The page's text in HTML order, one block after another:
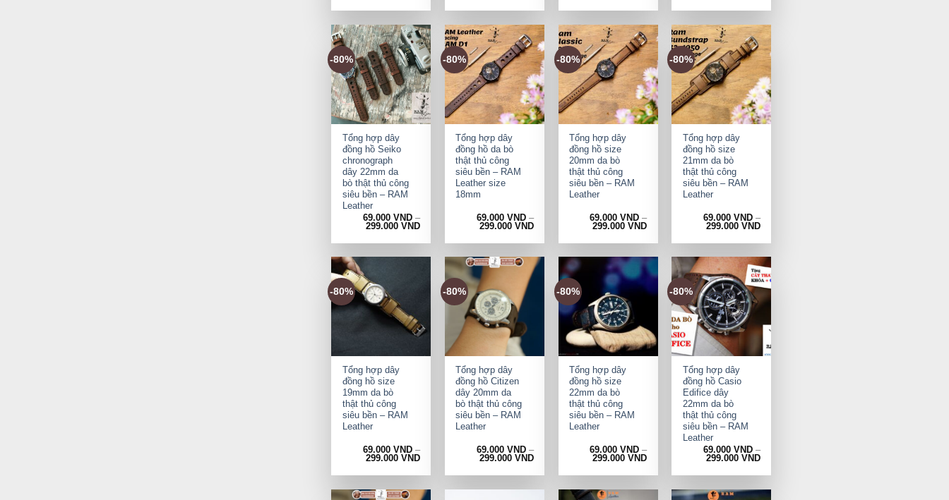
-80%
+
Tổng hợp dây
đồng hồ Seiko
chronograph
dây 22mm da
bò thật thủ công
siêu bền – RAM
Leather
69.000 VND–
299.000 VND
-80%
+
Tổng hợp dây
đồng hồ da bò
thật thủ công
siêu bền – RAM
Leather size
18mm
69.000 VND–
299.000 VND
-80%
+
Tổng hợp dây
đồng hồ size
20mm da bò
thật thủ công
siêu bền – RAM
Leather
69.000VND –
299.000VND
-80%
+
Tổng hợp dây
đồng hồ size
21mm da bò
thật thủ công
siêu bền – RAM
Leather
69.000 VND–
299.000 VND
-80%
Tổng hợp dây
đồng hồ size
19mm da bò
thật thủ công
siêu bền – RAM
Leather
69.000 VND–
299.000 VND
-80%
Tổng hợp dây
đồng hồ Citizen
dây 20mm da
bò thật thủ công
siêu bền – RAM
Leather
69.000 VND–
299.000 VND
-80%
+
Tổng hợp dây
đồng hồ size
22mm da bò
thật thủ công
siêu bền – RAM
Leather
69.000VND –
299.000VND
-80%
+
Tổng hợp dây
đồng hồ Casio
Edifice dây
22mm da bò
thật thủ công
siêu bền – RAM
Leather
69.000 VND–
299.000 VND